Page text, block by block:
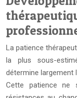
La patience
la plus sous-
détermine largement
Cette patience